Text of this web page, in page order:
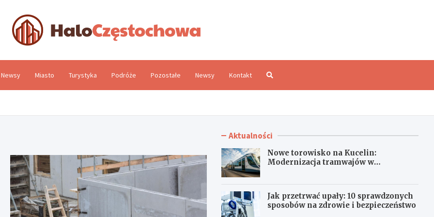
Newsy Miasto Turystyka Podróże Pozostałe Newsy Kontakt
Aktualności
Nowe torowisko na Kucelin:
Modernizacja tramwajów w
Jak przetrwać upały: 10 sprawdzonych
sposobów na zdrowie i bezpieczeństwo